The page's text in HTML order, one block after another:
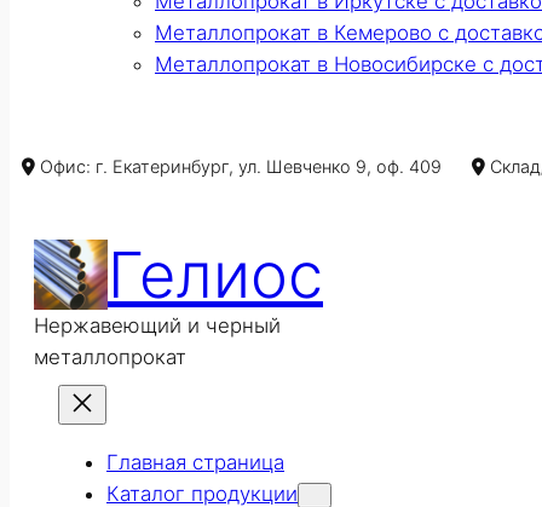
Металлопрокат в Кемерово с
Металлопрокат в Новосибирске с
Офис: г. Екатеринбург, ул. Шевченко 9, оф. 409
Гелиос
Нержавеющий и черный
металлопрокат
Главная страница
Каталог продукции